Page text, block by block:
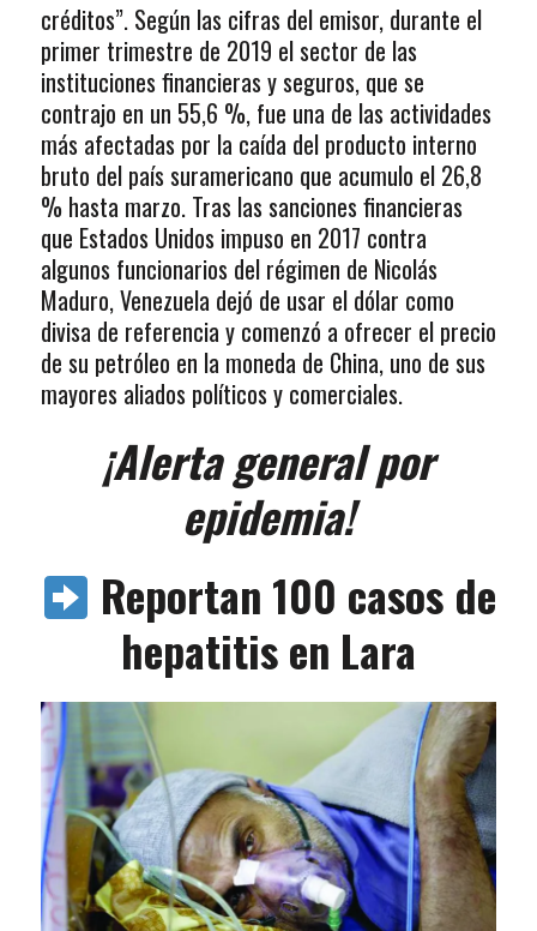
créditos”. Según las cifras del emisor, durante el
primer trimestre de 2019 el sector de las
instituciones financieras y seguros, que se
contrajo en un 55,6 %, fue una de las actividades
más afectadas por la caída del producto interno
bruto del país suramericano que acumulo el 26,8
% hasta marzo. Tras las sanciones financieras
que Estados Unidos impuso en 2017 contra
algunos funcionarios del régimen de Nicolás
Maduro, Venezuela dejó de usar el dólar como
divisa de referencia y comenzó a ofrecer el precio
de su petróleo en la moneda de China, uno de sus
mayores aliados políticos y comerciales.
¡Alerta general por
epidemia!
Reportan 100 casos de
hepatitis en Lara